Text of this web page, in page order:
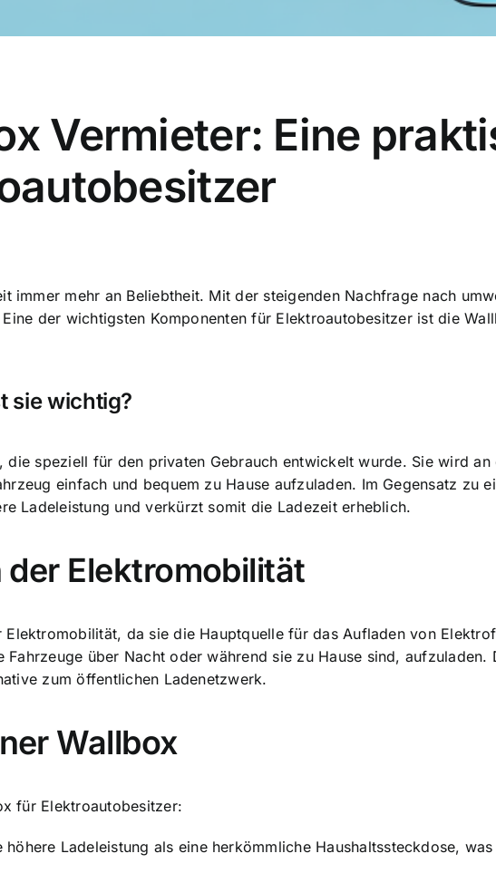
Vermieter: Eine
immer mehr an Beliebtheit. Mit der steigenden Nachfrage nach
der wichtigsten Komponenten für Elektroautobesitzer ist die
sie wichtig?
speziell für den privaten Gebrauch entwickelt wurde. Sie wird an
einfach und bequem zu Hause aufzuladen. Im Gegensatz zu
Ladeleistung und verkürzt somit die Ladezeit erheblich.
der Elektromobilität
Elektromobilität, da sie die Hauptquelle für das Aufladen von
über Nacht oder während sie zu Hause sind, aufzuladen.
zum öffentlichen Ladenetzwerk.
Wallbox
für Elektroautobesitzer:
Ladeleistung als eine herkömmliche Haushaltssteckdose,